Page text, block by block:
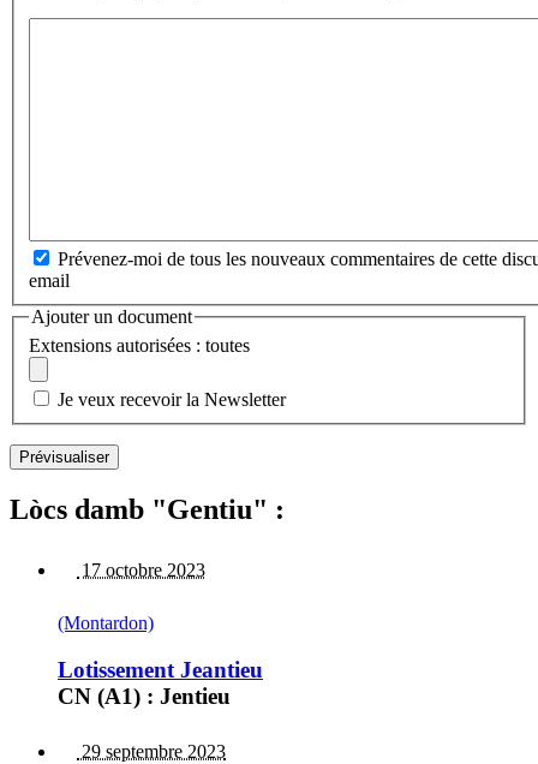
Prévenez-moi de tous les nouveaux commentaires de cette
email
Ajouter un document
Extensions autorisées : toutes
Je veux recevoir la Newsletter
Lòcs damb "Gentiu" :
17 octobre 2023
(Montardon)
Lotissement Jeantieu
CN (A1) : Jentieu
29 septembre 2023